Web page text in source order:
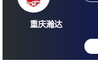
重庆瀚达